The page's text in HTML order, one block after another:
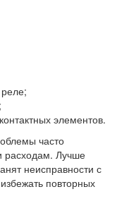
элементов.
часто
расходам. Лучше
неисправности с
повторных